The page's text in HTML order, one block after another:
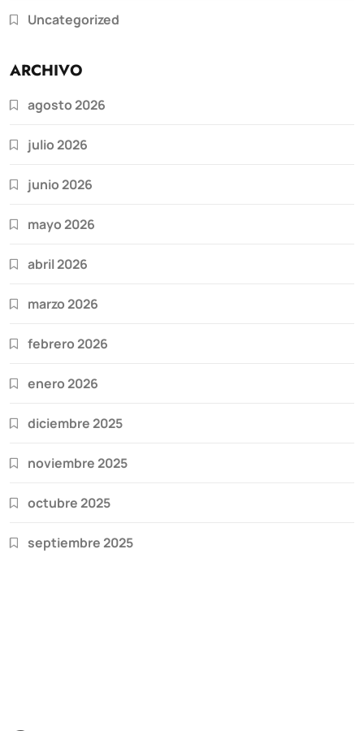
Uncategorized
ARCHIVO
agosto 2026
julio 2026
junio 2026
mayo 2026
abril 2026
marzo 2026
febrero 2026
enero 2026
diciembre 2025
noviembre 2025
octubre 2025
septiembre 2025